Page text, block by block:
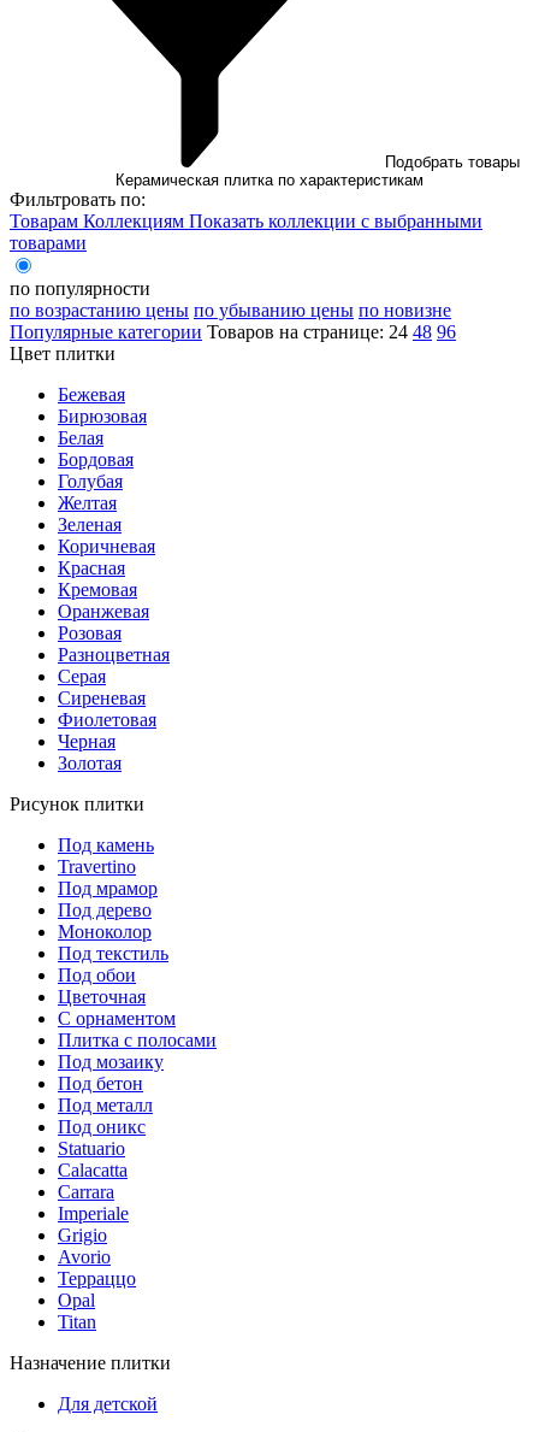
Керамическая плитка по характеристикам
Фильтровать по:
Товарам Коллекциям Показать коллекции с выбранными
товарами
по популярности
по возрастанию цены по убыванию цены по новизне
Популярные категории Товаров на странице: 24 48 96
Цвет плитки
Бежевая
Бирюзовая
Белая
Бордовая
Голубая
Желтая
Зеленая
Коричневая
Красная
Кремовая
Оранжевая
Розовая
Разноцветная
Серая
Сиреневая
Фиолетовая
Черная
Золотая
Рисунок плитки
Под камень
Travertino
Под мрамор
Под дерево
Моноколор
Под текстиль
Под обои
Цветочная
С орнаментом
Плитка с полосами
Под мозаику
Под бетон
Под металл
Под оникс
Statuario
Calacatta
Carrara
Imperiale
Grigio
Avorio
Терраццо
Opal
Titan
Назначение плитки
Для детской